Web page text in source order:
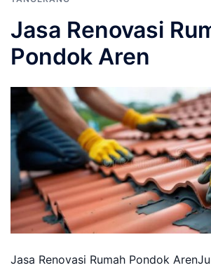
Jasa Renovasi
Pondok Aren
Jasa Renovasi Rumah Pondok